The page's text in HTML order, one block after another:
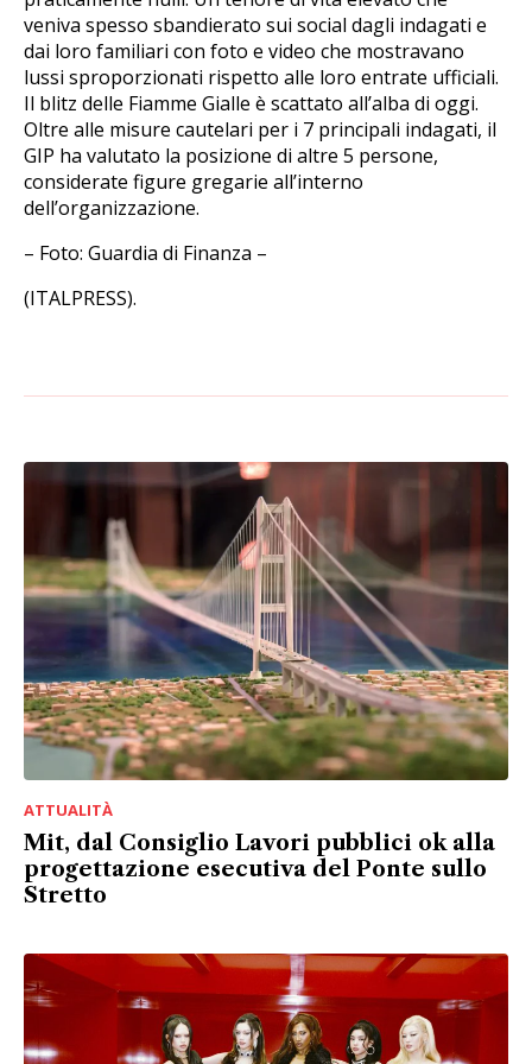
veniva spesso sbandierato sui social dagli indagati e
dai loro familiari con foto e video che mostravano
lussi sproporzionati rispetto alle loro entrate ufficiali.
Il blitz delle Fiamme Gialle è scattato all’alba di oggi.
Oltre alle misure cautelari per i 7 principali indagati, il
GIP ha valutato la posizione di altre 5 persone,
considerate figure gregarie all’interno
dell’organizzazione.
– Foto: Guardia di Finanza –
(ITALPRESS).
ATTUALITÀ
Mit, dal Consiglio Lavori pubblici ok alla
progettazione esecutiva del Ponte sullo
Stretto